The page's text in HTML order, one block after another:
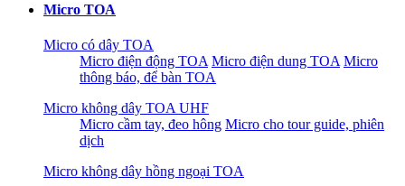
Micro TOA
Micro có dây TOA
Micro điện động TOA Micro điện dung TOA Micro
thông báo, để bàn TOA
Micro không dây TOA UHF
Micro cầm tay, đeo hông Micro cho tour guide, phiên
dịch
Micro không dây hồng ngoại TOA